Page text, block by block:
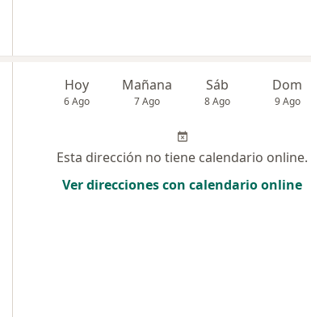
Hoy
6 Ago
Mañana
7 Ago
Sáb
8 Ago
Dom
9 Ago
Esta dirección no tiene calendario online.
Ver direcciones con calendario online